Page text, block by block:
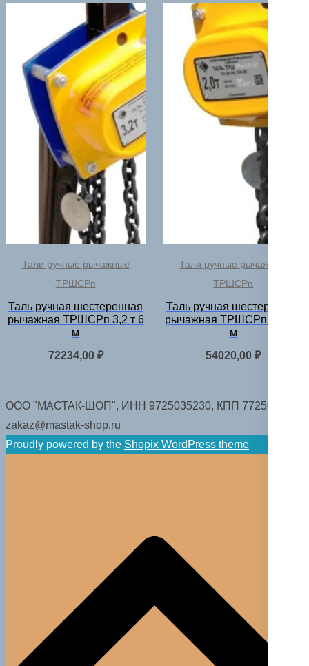
Тали ручные рычажные
ТРШСРп
Таль ручная шестеренная
рычажная ТРШСРп 3,2 т 6
м
72234,00 ₽
Тали ручные рычажные
ТРШСРп
Таль ручная шестеренная
рычажная ТРШСРп 2,0 т 6
м
54020,00₽
ООО "МАСТАК-ШОП", ИНН 9725035230, КПП 772501001.
zakaz@mastak-shop.ru
Proudly powered by the Shopix WordPress theme